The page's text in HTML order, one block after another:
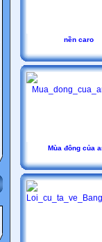
nền caro
Mùa đông của